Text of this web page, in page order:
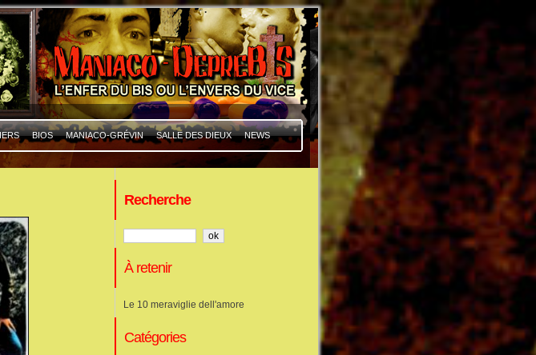
BIOS MANIACO-GRÉVIN SALLE DES DIEUX NEWS
Recherche
À retenir
Le 10 meraviglie dell'amore
Catégories